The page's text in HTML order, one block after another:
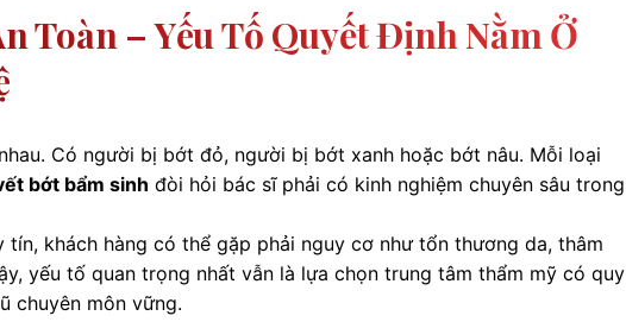
Toàn – Yếu Tố Quyết Định Nằm Ở
Có người bị bớt đỏ, người bị bớt xanh hoặc bớt nâu. Mỗi loại
bớt bẩm sinh đòi hỏi bác sĩ phải có kinh nghiệm chuyên sâu trong
khách hàng có thể gặp phải nguy cơ như tổn thương da, thâm
yếu tố quan trọng nhất vẫn là lựa chọn trung tâm thẩm mỹ có quy
chuyên môn vững.